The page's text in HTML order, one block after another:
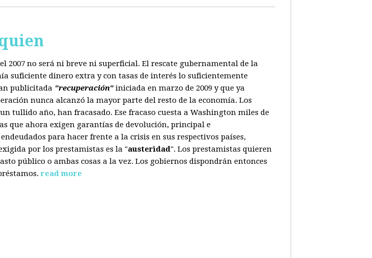
2007 no será ni breve ni superficial. El rescate gubernamental de la
suficiente dinero extra y con tasas de interés lo suficientemente
publicitada "recuperación" iniciada en marzo de 2009 y que ya
nunca alcanzó la mayor parte del resto de la economía. Los
tullido año, han fracasado. Ese fracaso cuesta a Washington miles de
que ahora exigen garantías de devolución, principal e
para hacer frente a la crisis en sus respectivos países,
por los prestamistas es la "austeridad". Los prestamistas quieren
público o ambas cosas a la vez. Los gobiernos dispondrán entonces
read more